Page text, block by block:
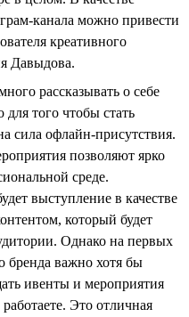
канала можно привести
креативного
Давыдова.
рассказывать о себе
для того чтобы стать
сила офлайн-присутствия.
позволяют ярко
среде.
выступление в качестве
который будет
Однако на первых
бренда важно хотя бы
ивенты и мероприятия
Это отличная